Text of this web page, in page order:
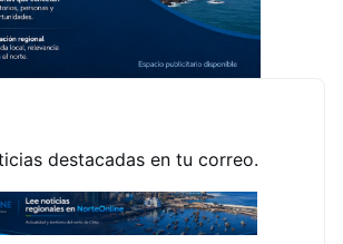
destacadas en tu correo.